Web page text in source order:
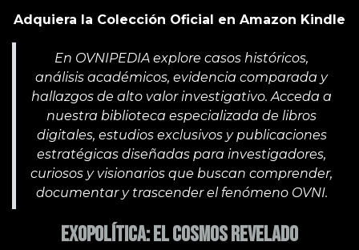
Adquiera la Colección Oficial en Amazon Kindle
En OVNIPEDIA explore casos históricos,
análisis académicos, evidencia comparada y
hallazgos de alto valor investigativo. Acceda a
nuestra biblioteca especializada de libros
digitales, estudios exclusivos y publicaciones
estratégicas diseñadas para investigadores,
curiosos y visionarios que buscan comprender,
documentar y trascender el fenómeno OVNI.
Exopolítica: El Cosmos Revelado